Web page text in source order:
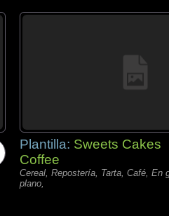
Plantilla: Sweets Cakes
Coffee
Cereal, Repostería, Tarta, Café, En
plano,